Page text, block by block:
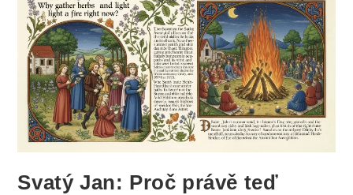
Svatý Jan: Proč právě teď